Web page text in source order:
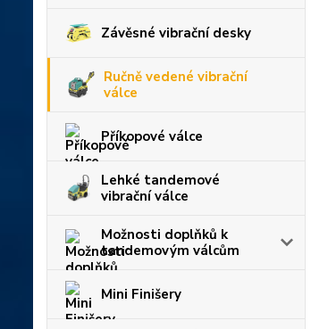
Závěsné vibrační desky
Ručně vedené vibrační
válce
Příkopové válce
Lehké tandemové
vibrační válce
Možnosti doplňků k
tandemovým válcům
Mini Finišery